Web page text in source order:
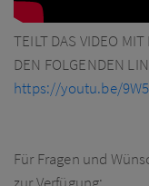
TEILT DAS VIDEO
DEN FOLGENDEN
https://youtu.be/
Für Fragen und